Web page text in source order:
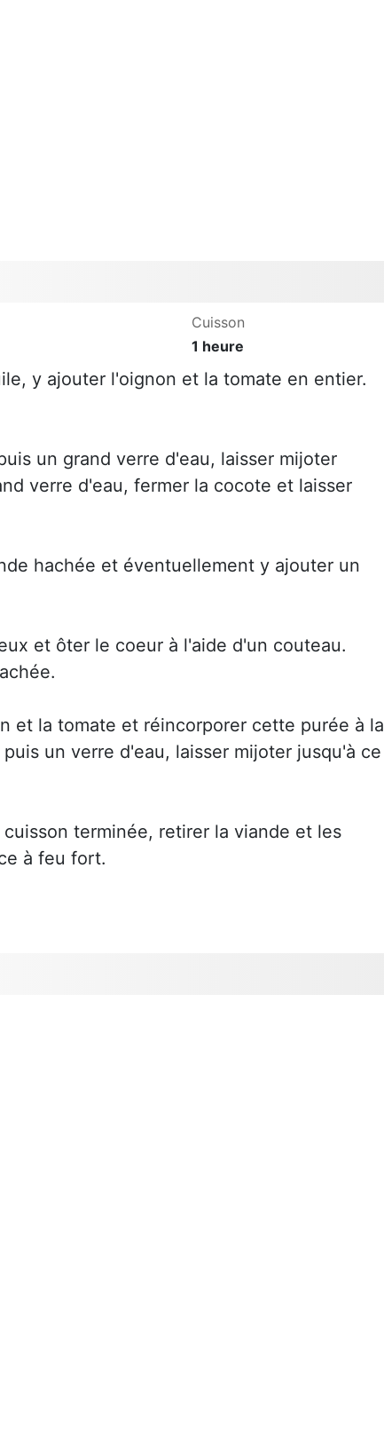
Cuisson
1 heure
y ajouter l'oignon et la tomate en entier.
un grand verre d'eau, laisser mijoter
verre d'eau, fermer la cocote et laisser
hachée et éventuellement y ajouter un
et ôter le coeur à l'aide d'un couteau.
et la tomate et réincorporer cette purée à la
un verre d'eau, laisser mijoter jusqu'à ce
terminée, retirer la viande et les
à feu fort.